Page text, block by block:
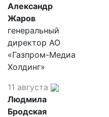
Александр
Жаров
генеральный
директор АО
«Газпром-Медиа
Холдинг»
11 августа
Людмила
Бродская